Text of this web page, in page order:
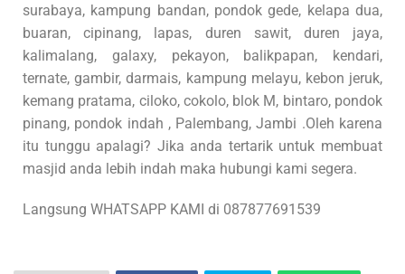
surabaya, kampung bandan, pondok gede, kelapa dua,
buaran, cipinang, lapas, duren sawit, duren jaya,
kalimalang, galaxy, pekayon, balikpapan, kendari,
ternate, gambir, darmais, kampung melayu, kebon jeruk,
kemang pratama, ciloko, cokolo, blok M, bintaro, pondok
pinang, pondok indah , Palembang, Jambi .Oleh karena
itu tunggu apalagi? Jika anda tertarik untuk membuat
masjid anda lebih indah maka hubungi kami segera.
Langsung WHATSAPP KAMI di 087877691539